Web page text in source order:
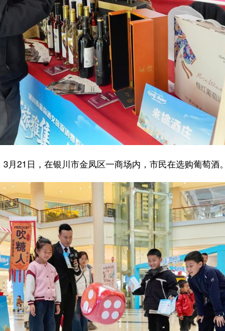
3月21日，在银川市金凤区一商场内，市民在选购葡萄酒